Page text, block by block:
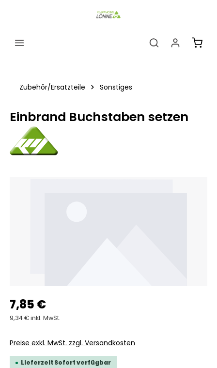
Zubehör/Ersatzteile Sonstiges
Einbrand Buchstaben setzen
7,85 €
9,34 € inkl. MwSt.
Preise exkl. MwSt. zzgl. Versandkosten
Lieferzeit Sofort verfügbar